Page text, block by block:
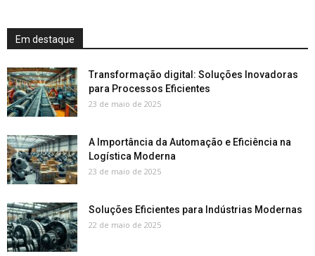
Em destaque
Transformação digital: Soluções Inovadoras
para Processos Eficientes
23 de maio de 2025
A Importância da Automação e Eficiência na
Logística Moderna
23 de maio de 2025
Soluções Eficientes para Indústrias Modernas
22 de maio de 2025